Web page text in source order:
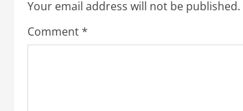
n
a
Your email address will not be published.
Comment*